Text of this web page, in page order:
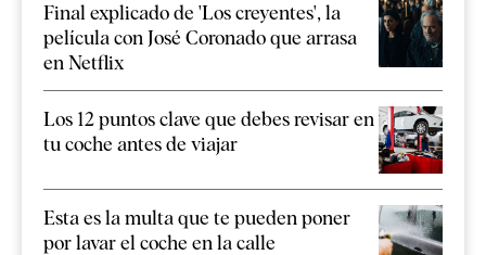
Final explicado de 'Los creyentes', la
película con José Coronado que arrasa
en Netflix
Los 12 puntos clave que debes revisar en
tu coche antes de viajar
Esta es la multa que te pueden poner
por lavar el coche en la calle